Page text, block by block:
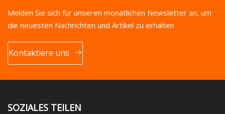
Melden Sie sich für unseren monatlichen Newsletter an, um
die neuesten Nachrichten und Artikel zu erhalten
Kontaktiere uns
SOZIALES TEILEN